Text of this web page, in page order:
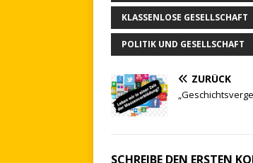
KLASSENLOSE GESELLSCHAFT
POLITIK UND GESELLSCHAFT
ZURÜCK
SCHREIBE DEN ERSTEN